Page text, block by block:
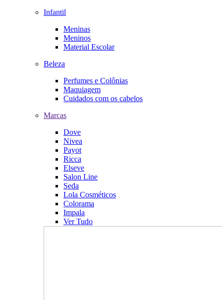
Infantil
Meninas
Meninos
Material Escolar
Beleza
Perfumes e Colônias
Maquiagem
Cuidados com os cabelos
Marcas
Dove
Nivea
Payot
Ricca
Elseve
Salon Line
Seda
Lola Cosméticos
Colorama
Impala
Ver Tudo